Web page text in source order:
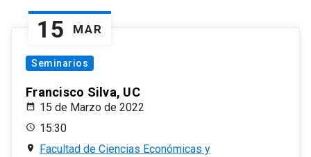
15 MAR
Seminarios
Francisco Silva, UC
15 de Marzo de 2022
15:30
Facultad de Ciencias Económicas y